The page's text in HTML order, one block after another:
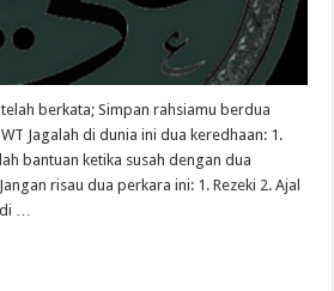
berkata; Simpan rahsiamu berdua
Jagalah di dunia ini dua keredhaan: 1.
bantuan ketika susah dengan dua
risau dua perkara ini: 1. Rezeki 2. Ajal
di …